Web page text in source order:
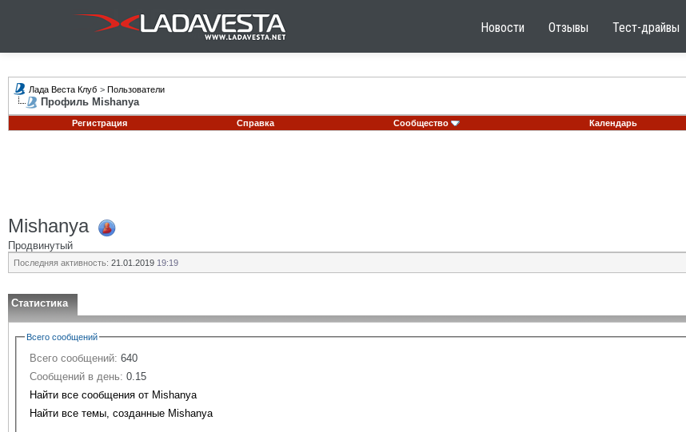
Новости Отзывы Тест-драйвы
Лада Веста Клуб > Пользователи
Профиль Mishanya
Регистрация
Справка Сообщество Календарь
Mishanya
Продвинутый
Последняя активность: 21.01.2019 19:19
Статистика
Всего сообщений
Всего сообщений: 640
Сообщений в день: 0.15
Найти все сообщения от Mishanya
Найти все темы, созданные Mishanya